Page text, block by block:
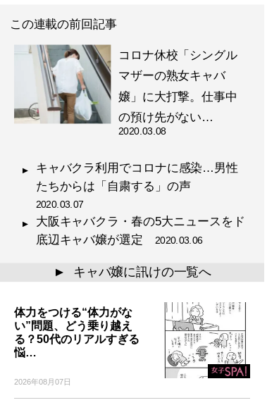
この連載の前回記事
コロナ休校「シングル
マザーの熟女キャバ
嬢」に大打撃。仕事中
の預け先がない…
2020.03.08
キャバクラ利用でコロナに感染…男性
たちからは「自粛する」の声
2020.03.07
大阪キャバクラ・春の5大ニュースをド
底辺キャバ嬢が選定
2020.03.06
▲ キャバ嬢に訊けの一覧へ
体力をつける“体力がな
い”問題、どう乗り越え
る？50代のリアルすぎる
悩…
2026年08月07日